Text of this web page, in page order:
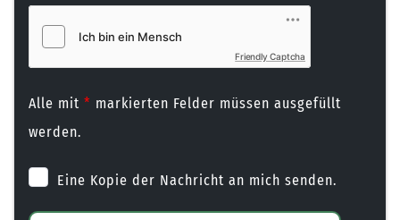
Friendly Captcha
Alle mit * markierten Felder müssen ausgefüllt
werden.
Eine Kopie der Nachricht an mich senden.